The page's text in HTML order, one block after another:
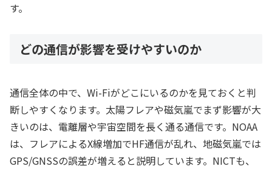
す。
どの通信が影響を受けやすいのか
通信全体の中で、Wi-Fiがどこにいるのかを見ておくと判
断しやすくなります。太陽フレアや磁気嵐でまず影響が大
きいのは、電離層や宇宙空間を長く通る通信です。NOAA
は、フレアによるX線増加でHF通信が乱れ、地磁気嵐では
GPS/GNSSの誤差が増えると説明しています。NICTも、